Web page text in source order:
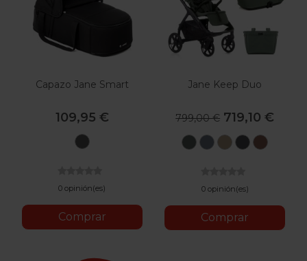
Capazo Jane Smart
109,95 €
U82
0 opinión(es)
Comprar
Jane Keep Duo
799,00 € 719,10 €
U78U79U85U81
0 opinión(es)
Comprar